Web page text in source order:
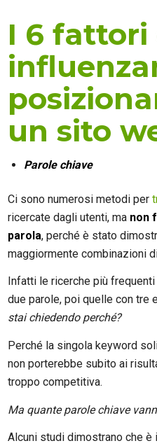
I 6 fattori
un sito
Parole chiave
Ci sono numerosi metodi per
ricercate dagli utenti, ma non
parola, perché è stato
maggiormente combinazioni
Infatti le ricerche più
due parole, poi quelle con tre
stai chiedendo perché?
Perché la singola keyword
non porterebbe subito ai
troppo competitiva.
Ma quante parole chiave
Alcuni studi dimostrano che è